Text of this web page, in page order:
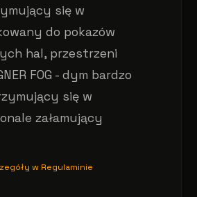
się w
do pokazów
hal, przestrzeni
FOG - dym bardzo
się w
załamujący
w Regulaminie